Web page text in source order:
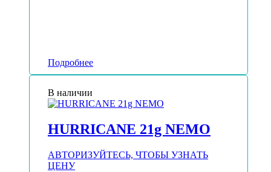
Подробнее
В наличии
HURRICANE 21g NEMO
АВТОРИЗУЙТЕСЬ, ЧТОБЫ УЗНАТЬ
ЦЕНУ